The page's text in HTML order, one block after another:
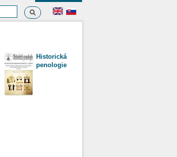
Vyhľadávanie
Historická
penologie